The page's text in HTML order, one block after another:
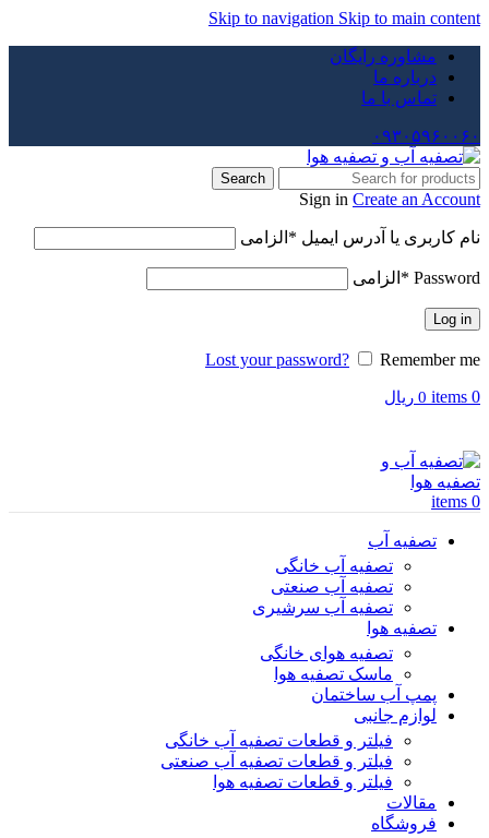
Skip to navigation Skip to main content
مشاوره رایگان
درباره ما
تماس با ما
۰۹۳۰۵۹۶۰۰۶۰
Search
Sign in Create an Account
نام کاربری یا آدرس ایمیل * الزامی
Password
* الزامی
Log in
Lost your password?
Remember me
0
items
0 ریال
0
items
تصفیه آب
تصفیه آب خانگی
تصفیه آب صنعتی
تصفیه آب سرشیری
تصفیه هوا
تصفیه هوای خانگی
ماسک تصفیه هوا
پمپ آب ساختمان
لوازم جانبی
فیلتر و قطعات تصفیه آب خانگی
فیلتر و قطعات تصفیه آب صنعتی
فیلتر و قطعات تصفیه هوا
مقالات
فروشگاه